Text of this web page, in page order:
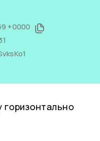
+0000
горизонтально